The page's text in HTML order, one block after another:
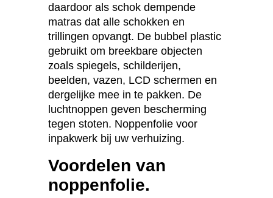
daardoor als schok dempende
matras dat alle schokken en
trillingen opvangt. De bubbel plastic
gebruikt om breekbare objecten
zoals spiegels, schilderijen,
beelden, vazen, LCD schermen en
dergelijke mee in te pakken. De
luchtnoppen geven bescherming
tegen stoten. Noppenfolie voor
inpakwerk bij uw verhuizing.
Voordelen van
noppenfolie.